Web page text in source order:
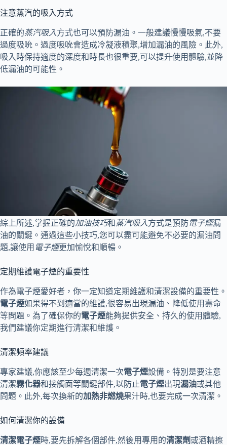
注意蒸汽的吸入方式
正確的蒸汽吸入方式也可以預防漏油。一般建議慢慢吸氣,不要
過度吸吮。過度吸吮會造成冷凝液積聚,增加漏油的風險。此外,
吸入時保持適度的深度和時長也很重要,可以提升使用體驗,並降
低漏油的可能性。
綜上所述,掌握正確的加油技巧和蒸汽吸入方式是預防電子煙漏
油的關鍵。通過這些小技巧,您可以盡可能避免不必要的漏油問
題,讓使用 電子煙更加愉悅和順暢。
定期維護電子煙的重要性
作為電子煙愛好者，你一定知道定期維護和清潔設備的重要性。
電子煙如果得不到適當的維護,很容易出現漏油、降低使用壽命
等問題。為了確保你的電子煙能夠提供安全、持久的使用體驗,
我們建議你定期進行清潔和維護。
清潔頻率建議
專家建議,你應該至少每週清潔一次電子煙設備。特別是要注意
清潔霧化器和接觸面等關鍵部件,以防止電子煙出現漏油或其他
問題。此外,每次換新的加熱非燃燒果汁時,也要完成一次清潔。
如何清潔你的設備
清潔電子煙時,要先拆解各個部件,然後用專用的清潔劑 或酒精擦